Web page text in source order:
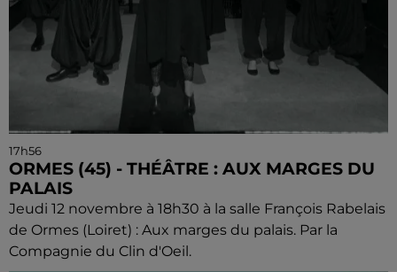
17h56
ORMES (45) - THÉÂTRE : AUX MARGES DU
PALAIS
Jeudi 12 novembre à 18h30 à la salle François Rabelais
de Ormes (Loiret) : Aux marges du palais. Par la
Compagnie du Clin d'Oeil.